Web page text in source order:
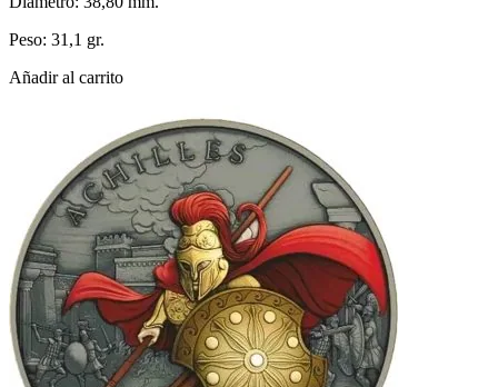
Peso: 31,1 gr.
Añadir al carrito